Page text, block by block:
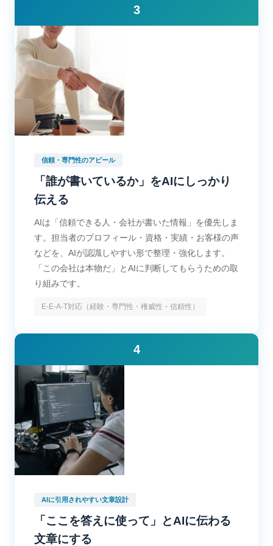
3
信頼・専門性のアピール
「誰が書いているか」をAIにしっかり
伝える
AIは「信頼できる人・会社が書いた情報」を優先しま
す。担当者のプロフィール・資格・実績・お客様の声
などを、AIが認識しやすい形で整理・強化します。
「この会社は本物だ」とAIに判断してもらうための取
り組みです。
E-E-A-T対応（経験・専門性・権威性・信頼性）
4
AIに引用されやすい文章設計
「ここを答えに使って」とAIに伝わる
文章にする